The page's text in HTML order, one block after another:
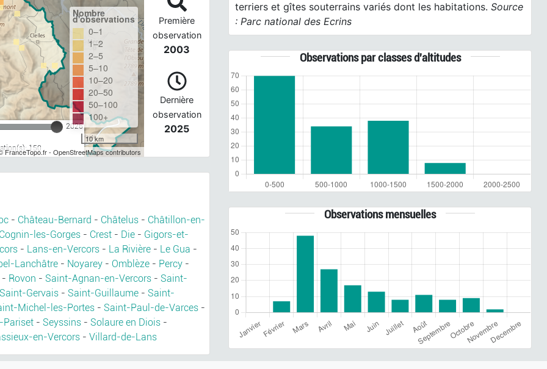
2026
150
Nombre
d'observations
0–1
1–2
2–5
5–10
10–20
20–50
50–100
100+
10 km
FranceTopo.fr - OpenStreetMaps contributors
Première
observation
2003
Dernière
observation
2025
- Château-Bernard - Châtelus - Châtillon-en-
les-Gorges - Crest - Die - Gigors-et-
- Lans-en-Vercors - La Rivière - Le Gua -
Lanchâtre - Noyarey - Omblèze - Percy -
- Rovon - Saint-Agnan-en-Vercors - Saint-
Saint-Gervais - Saint-Guillaume - Saint-
Michel-les-Portes - Saint-Paul-de-Varces -
Pariset - Seyssins - Solaure en Diois -
en-Vercors - Villard-de-Lans
terriers et gîtes souterrains variés dont les habitations.Source
: Parc national des Ecrins
Observations par classes d'altitudes
Observations mensuelles